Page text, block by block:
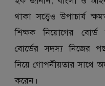
থাকা সত্ত্বেও উপাচার্য
শিক্ষক নিয়োগের বোর্ড
বোর্ডের সদস্য নিজের
নিয়ে গোপনীয়তার সাথে
করেন।